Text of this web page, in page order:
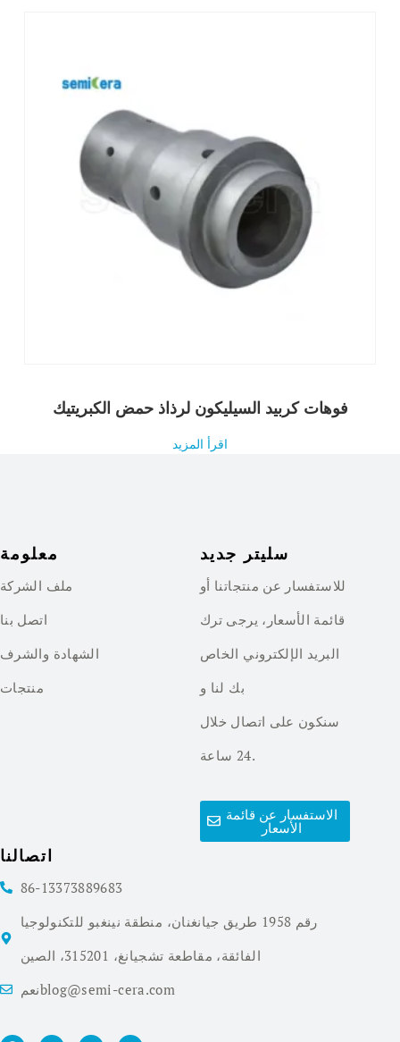
فوهات كربيد السيليكون لرذاذ حمض الكبريتيك
اقرأ المزيد
معلومة
ملف الشركة
اتصل بنا
الشهادة والشرف
منتجات
سليتر جديد
للاستفسار عن منتجاتنا أو
قائمة الأسعار، يرجى ترك
البريد الإلكتروني الخاص
بك لنا و
سنكون على اتصال خلال
24 ساعة.
الاستفسار عن قائمة
الأسعار
اتصالنا
86-13373889683
رقم 1958 طريق جيانغنان، منطقة نينغبو للتكنولوجيا
الفائقة، مقاطعة تشجيانغ، 315201، الصين
نعمblog@semi-cera.com